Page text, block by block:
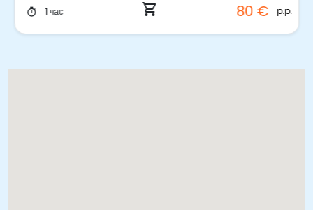
timer 1 час shopping_cart 80 € p.p.